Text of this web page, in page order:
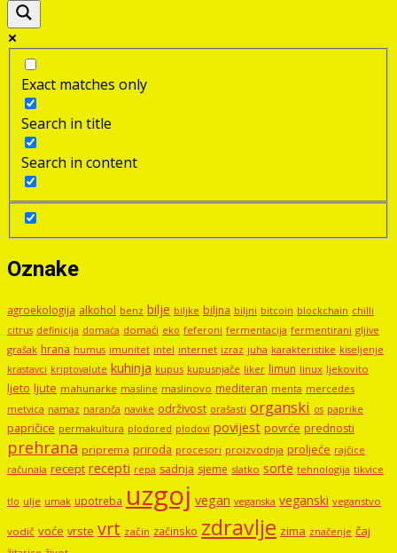
Exact matches only
Search in title
Search in content
Oznake
agroekologija alkohol benz bilje biljke biljna biljni bitcoin blockchain chilli
citrus definicija domaća domaći eko feferoni fermentacija fermentirani gljive
grašak hrana humus imunitet intel internet izraz juha karakteristike kiseljenje
krastavci kriptovalute kuhinja kupus kupusnjače liker limun linux ljekovito
ljeto ljute mahunarke masline maslinovo mediteran menta mercedes
metvica namaz naranča navike održivost orašasti organski os paprike
papričice permakultura plodored plodovi povijest povrće prednosti
prehrana priprema priroda procesori proizvodnja proljeće rajčice
računala recept recepti repa sadnja sjeme slatko sorte tehnologija tikvice
tlo ulje umak upotreba uzgoj vegan veganska veganski veganstvo
vodič voće vrste vrt začin začinsko zdravlje zima značenje čaj